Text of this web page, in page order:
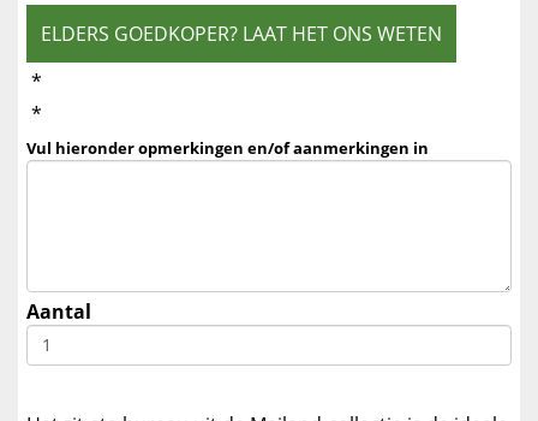
ELDERS GOEDKOPER? LAAT HET ONS WETEN
*
*
Vul hieronder opmerkingen en/of aanmerkingen in
Aantal